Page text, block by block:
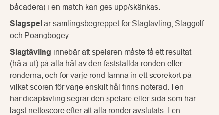
bådadera) i en match kan ges upp/skänkas.
Slagspel är samlingsbegreppet för Slagtävling, Slaggolf
och Poängbogey.
Slagtävling innebär att spelaren måste få ett resultat
(håla ut) på alla hål av den fastställda ronden eller
ronderna, och för varje rond lämna in ett scorekort på
vilket scoren för varje enskilt hål finns noterad. I en
handicaptävling segrar den spelare eller sida som har
lägst nettoscore efter att alla ronder avslutats. I en